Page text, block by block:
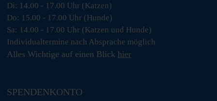
Di: 14.00 - 17.00 Uhr (Katzen)
Do: 15.00 - 17.00 Uhr (Hunde)
Sa: 14.00 - 17.00 Uhr (Katzen und Hunde)
Individualtermine nach Absprache möglich
Alles Wichtige auf einen Blick hier
SPENDENKONTO